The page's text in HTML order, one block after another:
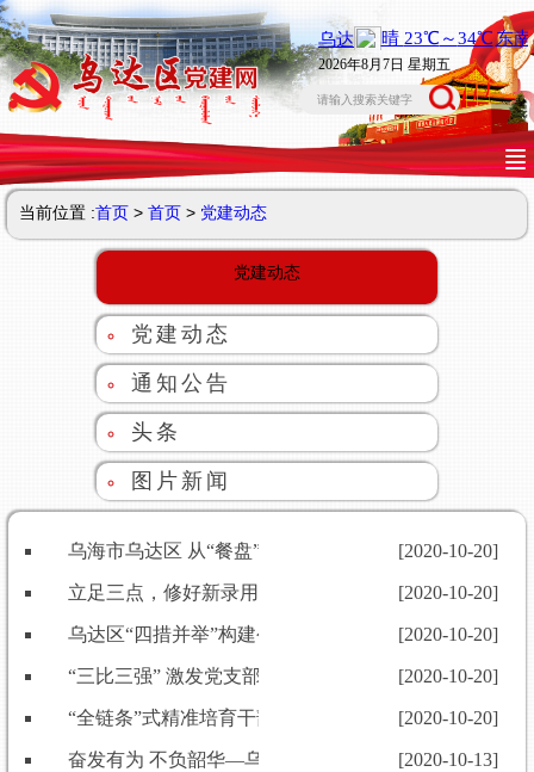
2026年8月7日 星期五
当前位置 :首页> 首页> 党建动态
党建动态
党建动态
通知公告
头条
图片新闻
乌海市乌达区 从“餐盘”中发扬党员“节俭”情怀[2020-10-20]
立足三点，修好新录用公务员 试用期管理的“必修课”
[2020-10-20]
乌达区“四措并举”构建公务员管理工作“闭环链”
[2020-10-20]
“三比三强” 激发党支部内生动力 [2020-10-20]
“全链条”式精准培育干部 [2020-10-20]
奋发有为 不负韶华—乌达区召开挂职干部座谈会
[2020-10-13]